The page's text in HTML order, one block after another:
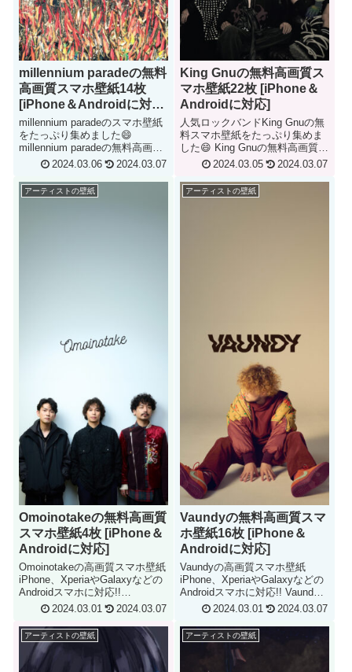
millennium paradeの無料
高画質スマホ壁紙14枚
[iPhone＆Androidに対
応]
millennium paradeのスマホ壁紙
をたっぷり集めました😄
millennium paradeの無料高画質
スマホ壁紙14枚 Yo! Check it
ミクスチャー、エレク...
2024.03.06 2024.03.07
King Gnuの無料高画質ス
マホ壁紙22枚 [iPhone＆
Androidに対応]
人気ロックバンドKing Gnuの無
料スマホ壁紙をたっぷり集めま
した😄 King Gnuの無料高画質ス
マホ壁紙22枚 Yo! Check it out!
されているバンドの一つだ。 ボ
ーカルの常田大希は...
2024.03.05 2024.03.07
アーティストの壁紙
Omoinotakeの無料高画質
スマホ壁紙4枚 [iPhone＆
Androidに対応]
Omoinotakeの高画質スマホ壁紙
iPhone、XperiaやGalaxyなどの
Androidスマホに対応!!
Omoinotake iPhone & Android
2024.03.01 2024.03.07
アーティストの壁紙
Vaundyの無料高画質スマ
ホ壁紙16枚 [iPhone＆
Androidに対応]
Vaundyの高画質スマホ壁紙
iPhone、XperiaやGalaxyなどの
Androidスマホに対応!! Vaundy
iPhone & Android Smartphone
2024.03.01 2024.03.07
アーティストの壁紙 アーティストの壁紙